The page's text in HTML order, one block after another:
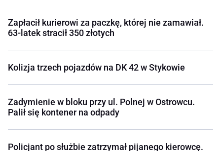
Zapłacił kurierowi za paczkę, której nie zamawiał.
63-latek stracił 350 złotych
Kolizja trzech pojazdów na DK 42 w Stykowie
Zadymienie w bloku przy ul. Polnej w Ostrowcu.
Palił się kontener na odpady
Policjant po służbie zatrzymał pijanego kierowcę.